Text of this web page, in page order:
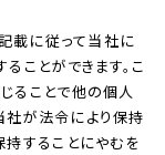
載に従って当社に
ことができます。こ
ることで他の個人
社が法令により保持
持することにやむを